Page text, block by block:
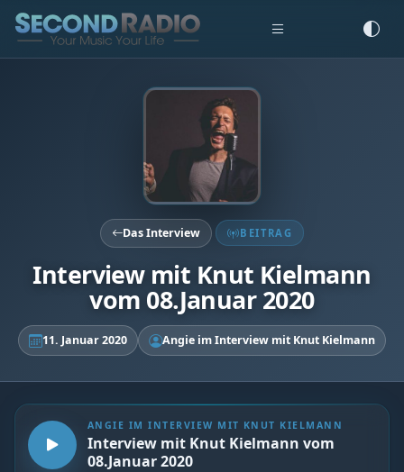
Das Interview BEITRAG
Interview mit Knut Kielmann
vom 08.Januar 2020
11. Januar 2020 Angie im Interview mit Knut Kielmann
ANGIE IM INTERVIEW MIT KNUT KIELMANN
Interview mit Knut Kielmann vom
08.Januar 2020